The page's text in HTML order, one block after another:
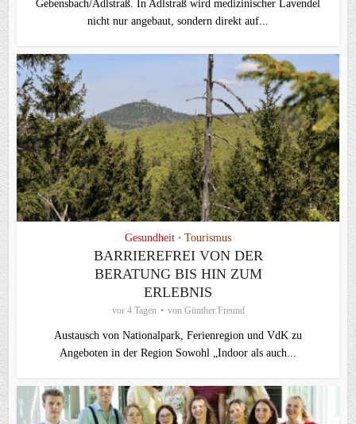
Gebensbach/Adlstraß. In Adlstraß wird medizinischer Lavendel
nicht nur angebaut, sondern direkt auf...
Gesundheit • Tourismus
BARRIEREFREI VON DER
BERATUNG BIS HIN ZUM
ERLEBNIS
vor 4 Tagen von Günther Freund
Austausch von Nationalpark, Ferienregion und VdK zu
Angeboten in der Region Sowohl „Indoor als auch...